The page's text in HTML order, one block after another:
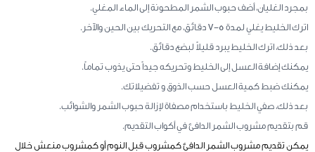
بمجرد الغليان، أضف حبوب الشمر المطحونة إلى الماء المغلي.
اترك الخليط يغلي لمدة 5-7 دقائق، مع التحريك بين الحين والآخر.
بعد ذلك، اترك الخليط يبرد قليلاً لبضع دقائق.
يمكنك إضافة العسل إلى الخليط وتحريكه جيداً حتى يذوب تماماً.
يمكنك ضبط كمية العسل حسب الذوق و تفضيلاتك.
بعد ذلك، صفي الخليط باستخدام مصفاة لإزالة حبوب الشمر والشوائب.
قم بتقديم مشروب الشمر الدافئ في أكواب التقديم.
يمكن تقديم مشروب الشمر الدافئ كمشروب قبل النوم أو كمشروب منعش خلال